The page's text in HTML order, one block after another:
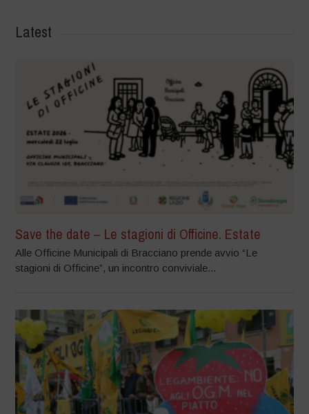
Latest
Save the date – Le stagioni di Officine. Estate
Alle Officine Municipali di Bracciano prende avvio “Le
stagioni di Officine”, un incontro conviviale...